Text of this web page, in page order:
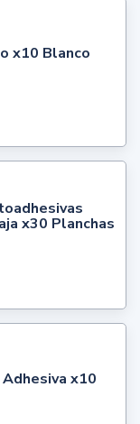
x10 Blanco
x30 Planchas
x10